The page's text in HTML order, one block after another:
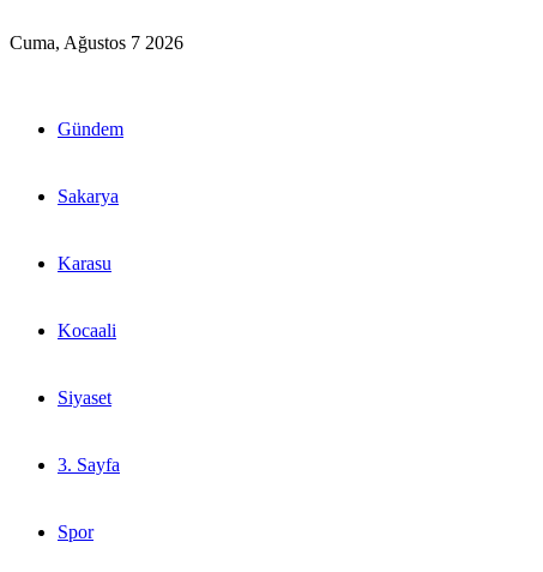
Cuma, Ağustos 7 2026
Gündem
Sakarya
Karasu
Kocaali
Siyaset
3. Sayfa
Spor